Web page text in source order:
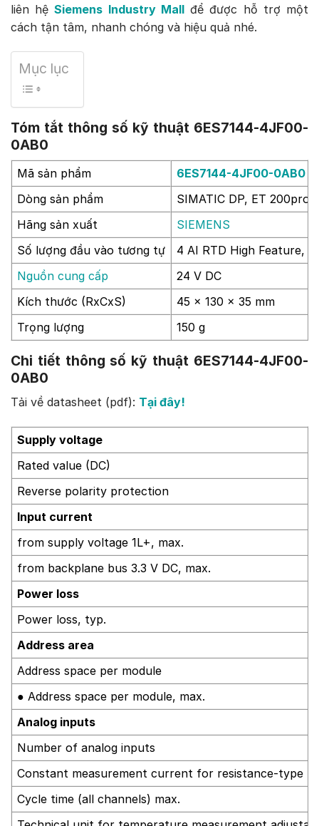
liên hệSiemens Industry Mallđể được hỗ trợ một
cách tận tâm, nhanh chóng và hiệu quả nhé.
Mục lục
Tóm tắt thông số kỹ thuật 6ES7144-4JF00-
0AB0
Mã sản phẩm
6ES7144-4JF00-0AB0
Dòng sản phẩm
SIMATIC DP, ET 200pro,
Hãng sản xuất
SIEMENS
Số lượng đầu vào tương tự
4 AI RTD High Feature,
Nguồn cung cấp
24 V DC
Kích thước (RxCxS)
45 x 130 x 35 mm
Trọng lượng
150 g
Chi tiết thông số kỹ thuật 6ES7144-4JF00-
0AB0
Tải về datasheet (pdf): Tại đây!
Supply voltage
Rated value (DC)
Reverse polarity protection
Input current
from supply voltage 1L+, max.
from backplane bus 3.3 V DC, max.
Power loss
Power loss, typ.
Address area
Address space per module
● Address space per module, max.
Analog inputs
Number of analog inputs
Constant measurement current for resistance-type
Cycle time (all channels) max.